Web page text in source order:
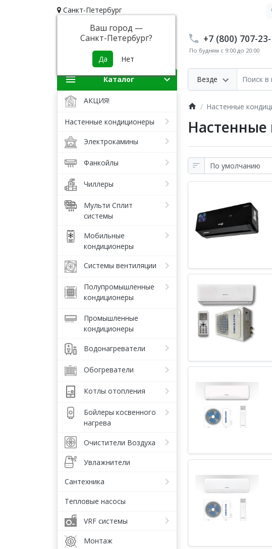
Санкт-Петербург
Ваш город —
Санкт-Петербург? +7 (800) 707-
По будням с 9:00 до 20:00
Везде
Каталог
АКЦИЯ!
Настенные кондиционеры
Электрокамины
Фанкойлы
Чиллеры
Мульти Сплит
системы
Мобильные
кондиционеры
Системы вентиляции
Полупромышленные
кондиционеры
Промышленные
кондиционеры
Водонагреватели
Обогреватели
Котлы отопления
Бойлеры косвенного
нагрева
Очистители Воздуха
Увлажнители
Сантехника
Тепловые насосы
VRF системы
Монтаж
Настенные